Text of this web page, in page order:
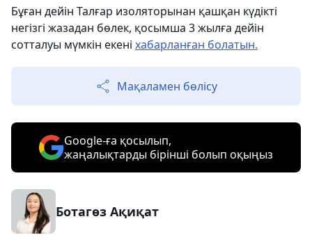
Бұған дейін Талғар изоляторынан қашқан күдікті
негізгі жазадан бөлек, қосымша 3 жылға дейін
сотталуы мүмкін екені хабарланған болатын.
Мақаламен бөлісу
Google-ға қосылып,
жаңалықтарды бірінші болып оқыңыз
Ботагөз Ақиқат